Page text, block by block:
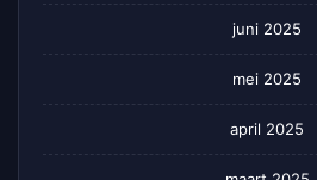
juni 2025
mei 2025
april 2025